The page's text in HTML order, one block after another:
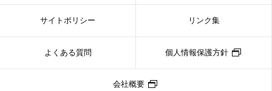
サイトポリシー リンク集
よくある質問 個人情報保護方針
会社概要